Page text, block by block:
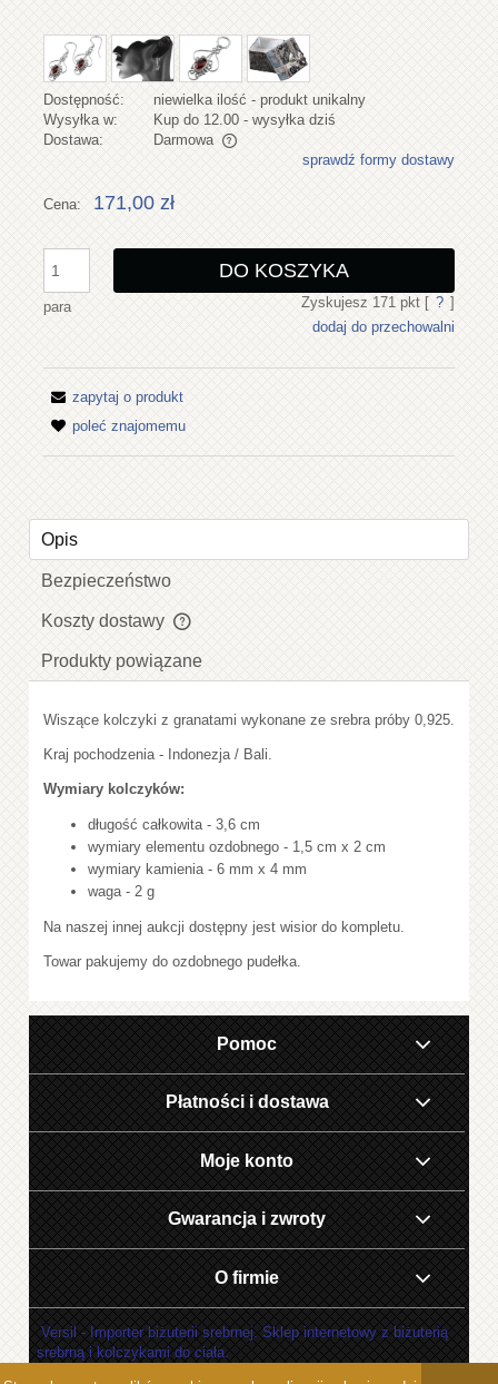
Dostępność:
niewielka ilość - produkt unikalny
Wysyłka w:
Kup do 12.00 - wysyłka dziś
Dostawa:
Darmowa
Cena nie zawiera ewentualnych kosztów płatności
sprawdź formy dostawy
Cena: 171,00 zł
para
DO KOSZYKA
Zyskujesz 171 pkt [ ? ]
dodaj do przechowalni
zapytaj o produkt
poleć znajomemu
Opis
Bezpieczeństwo
Koszty dostawy
Cena nie zawiera ewentualnych kosztów płatności
Produkty powiązane
Wiszące kolczyki z granatami wykonane ze srebra próby 0,925.
Kraj pochodzenia - Indonezja / Bali.
Wymiary kolczyków:
długość całkowita - 3,6 cm
wymiary elementu ozdobnego - 1,5 cm x 2 cm
wymiary kamienia - 6 mm x 4 mm
waga - 2 g
Na naszej innej aukcji dostępny jest wisior do kompletu.
Towar pakujemy do ozdobnego pudełka.
Pomoc
Płatności i dostawa
Moje konto
Gwarancja i zwroty
O firmie
Versil - Importer biżuterii srebrnej. Sklep internetowy z biżuterią
srebrną i kolczykami do ciała.